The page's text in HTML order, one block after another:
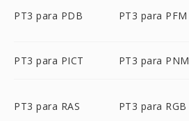
PT3 para PDB PT3 para PFM
PT3 para PICT PT3 para PNM
PT3 para RAS PT3 para RGB